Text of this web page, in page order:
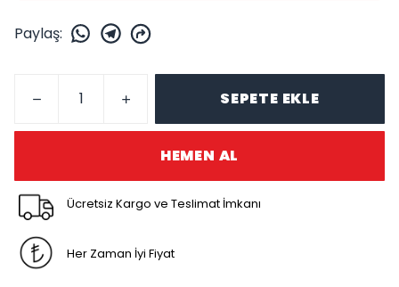
Paylaş:
SEPETE EKLE
HEMEN AL
Ücretsiz Kargo ve Teslimat İmkanı
Her Zaman İyi Fiyat